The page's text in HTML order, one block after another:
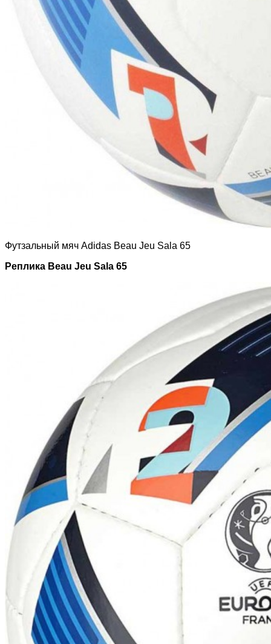
Футзальный мяч Adidas Beau Jeu Sala 65
Реплика Beau Jeu Sala 65